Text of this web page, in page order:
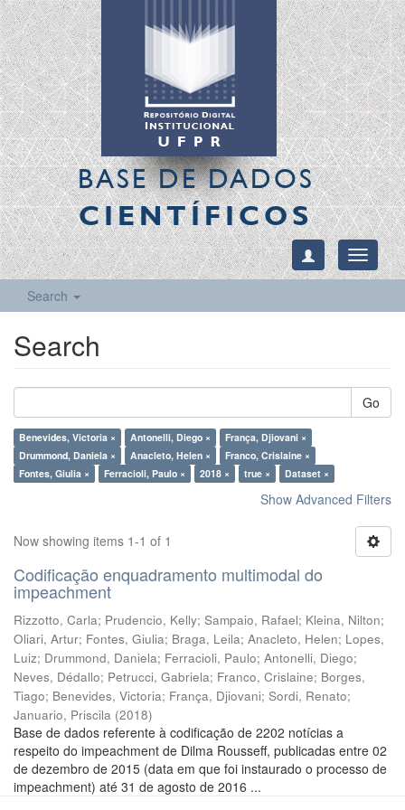
BASE DE DADOS
CIENTÍFICOS
Toggle
Search
Search
Go
Benevides, Victoria × Antonelli, Diego ×
França, Djiovani ×
Drummond, Daniela ×
Anacleto, Helen ×
Franco, Crislaine ×
Fontes, Giulia ×
Ferracioli, Paulo × 2018 × true × Dataset ×
Show Advanced Filters
Now showing items 1-1 of 1
Codificação enquadramento multimodal do
impeachment
Rizzotto, Carla; Prudencio, Kelly; Sampaio, Rafael; Kleina, Nilton;
Oliari, Artur; Fontes, Giulia; Braga, Leila; Anacleto, Helen; Lopes,
Luiz; Drummond, Daniela; Ferracioli, Paulo; Antonelli, Diego;
Neves, Dédallo; Petrucci, Gabriela; Franco, Crislaine; Borges,
Tiago; Benevides, Victoria; França, Djiovani; Sordi, Renato;
Januario, Priscila (2018)
Base de dados referente à codificação de 2202 notícias a
respeito do impeachment de Dilma Rousseff, publicadas entre 02
de dezembro de 2015 (data em que foi instaurado o processo de
impeachment) até 31 de agosto de 2016 ...